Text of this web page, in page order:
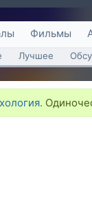
Фильмы
Лучшее